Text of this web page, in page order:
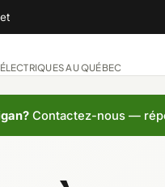
AU QUÉBEC
Contactez-nous —